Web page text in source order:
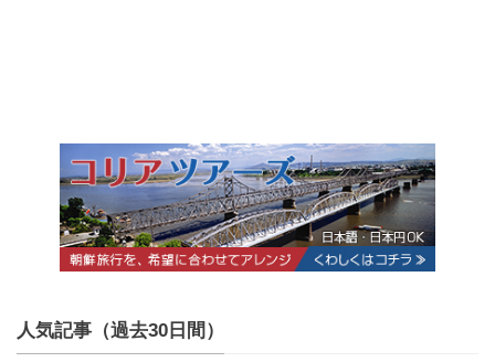
人気記事（過去30日間）